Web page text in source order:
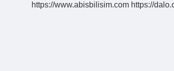
https://www.abisbilisim.com https://